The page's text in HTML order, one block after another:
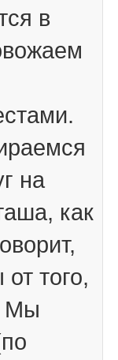
в
на
как
того,
Мы